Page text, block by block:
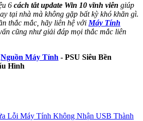
6 cách tắt update Win 10 vĩnh viễn giúp
tại nhà mà không gặp bất kỳ khó khăn gì.
thắc mắc, hãy liên hệ với Máy Tính
cũng như giải đáp mọi thắc mắc liên
Nguồn Máy Tính - PSU Siêu Bền
Hình